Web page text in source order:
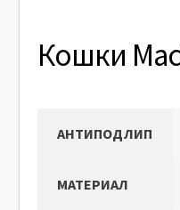
Кошки
АНТИПОДЛИП
МАТЕРИАЛ